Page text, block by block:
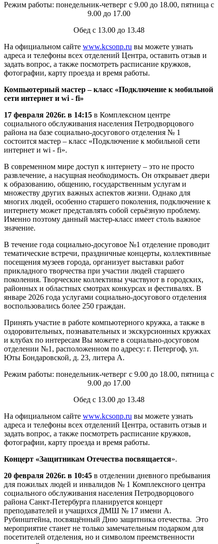
Режим работы: понедельник-четверг с 9.00 до 18.00, пятница с
9.00 до 17.00
Обед с 13.00 до 13.48
На официальном сайте www.kcsonp.ru вы можете узнать
адреса и телефоны всех отделений Центра, оставить отзыв и
задать вопрос, а также посмотреть расписание кружков,
фотографии, карту проезда и время работы.
Компьютерный мастер – класс «Подключение к мобильной
сети интернет и wi - fi»
17 февраля 2026г. в 14:15 в Комплексном центре
социального обслуживания населения Петродворцового
района на базе социально-досугового отделения № 1
состоится мастер – класс «Подключение к мобильной сети
интернет и wi - fi».
В современном мире доступ к интернету – это не просто
развлечение, а насущная необходимость. Он открывает двери
к образованию, общению, государственным услугам и
множеству других важных аспектов жизни. Однако для
многих людей, особенно старшего поколения, подключение к
интернету может представлять собой серьёзную проблему.
Именно поэтому данный мастер-класс имеет столь важное
значение.
В течение года социально-досуговое №1 отделение проводит
тематические встречи, праздничные концерты, коллективные
посещения музеев города, организует выставки работ
прикладного творчества при участии людей старшего
поколения. Творческие коллективы участвуют в городских,
районных и областных смотрах конкурсах и фестивалях. В
январе 2026 года услугами социально-досугового отделения
воспользовались более 250 граждан.
Принять участие в работе компьютерного кружка, а также в
оздоровительных, познавательных и экскурсионных кружках
и клубах по интересам Вы можете в социально-досуговом
отделении №1, расположенном по адресу: г. Петергоф, ул.
Юты Бондаровской, д. 23, литера А.
Режим работы: понедельник-четверг с 9.00 до 18.00, пятница с
9.00 до 17.00
Обед с 13.00 до 13.48
На официальном сайте www.kcsonp.ru вы можете узнать
адреса и телефоны всех отделений Центра, оставить отзыв и
задать вопрос, а также посмотреть расписание кружков,
фотографии, карту проезда и время работы.
Концерт «Защитникам Отечества посвящается».
20 февраля 2026г. в 10:45 в отделении дневного пребывания
для пожилых людей и инвалидов № 1 Комплексного центра
социального обслуживания населения Петродворцового
района Санкт-Петербурга планируется концерт
преподавателей и учащихся ДМШ № 17 имени А.
Рубинштейна, посвящённый Дню защитника отечества. Это
мероприятие станет не только замечательным подарком для
посетителей отделения, но и символом преемственности